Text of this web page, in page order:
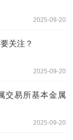
2025-09-20
关注？
2025-09-20
交易所基本金属
2025-09-20